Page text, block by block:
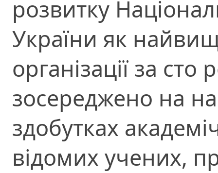
розвитку
України як
організації за сто
зосереджено на
здобутках
відомих учених,